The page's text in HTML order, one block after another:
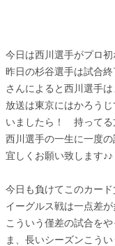
今日は西川選手がプロ初
昨日の杉谷選手は試合
さんによると西川選手
放送は東京にはかろう
いましたら！ 持ってる
西川選手の一生に一度の
宜しくお願い致します♪♪
今日も負けてこのカード
イーグルス戦は一点差が
こういう僅差の試合を
ま、長いシーズンこうい